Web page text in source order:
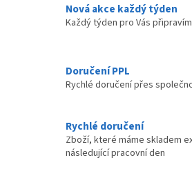
Nová akce každý týden
Každý týden pro Vás
Doručení PPL
Rychlé doručení přes
Rychlé doručení
Zboží, které máme skladem
následující pracovní den